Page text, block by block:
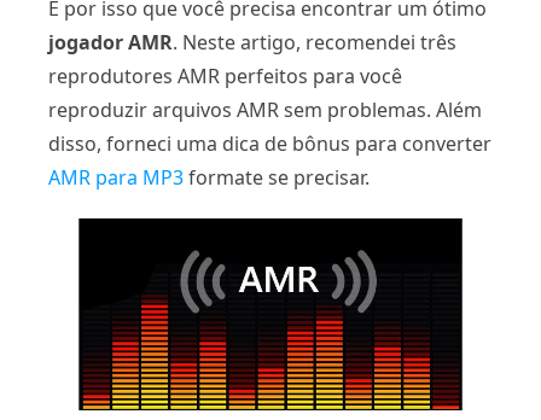
É por isso que você precisa encontrar um ótimo
jogador AMR. Neste artigo, recomendei três
reprodutores AMR perfeitos para você
reproduzir arquivos AMR sem problemas. Além
disso, forneci uma dica de bônus para converter
AMR para MP3formate se precisar.